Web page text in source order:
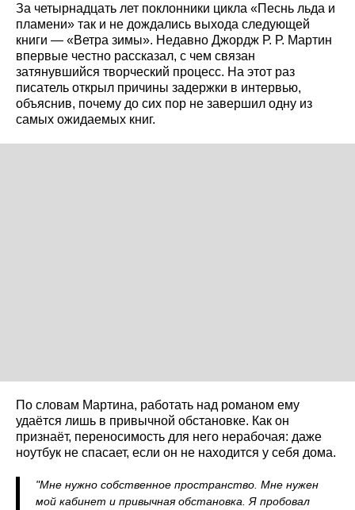
За четырнадцать лет поклонники цикла «Песнь льда и
пламени» так и не дождались выхода следующей
книги — «Ветра зимы». Недавно Джордж Р. Р. Мартин
впервые честно рассказал, с чем связан
затянувшийся творческий процесс. На этот раз
писатель открыл причины задержки в интервью,
объяснив, почему до сих пор не завершил одну из
самых ожидаемых книг.
По словам Мартина, работать над романом ему
удаётся лишь в привычной обстановке. Как он
признаёт, переносимость для него нерабочая: даже
ноутбук не спасает, если он не находится у себя дома.
"Мне нужно собственное пространство. Мне нужен
мой кабинет и привычная обстановка. Я пробовал